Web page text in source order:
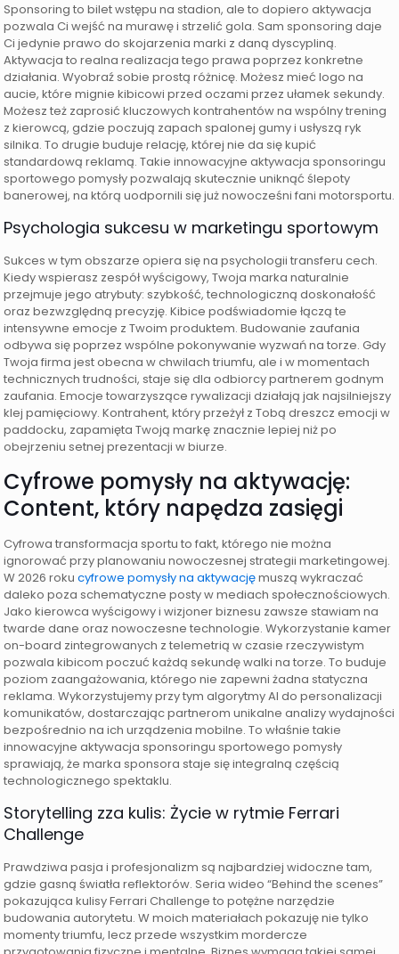
Sponsoring to bilet wstępu na stadion, ale to dopiero aktywacja
pozwala Ci wejść na murawę i strzelić gola. Sam sponsoring daje
Ci jedynie prawo do skojarzenia marki z daną dyscypliną.
Aktywacja to realna realizacja tego prawa poprzez konkretne
działania. Wyobraź sobie prostą różnicę. Możesz mieć logo na
aucie, które mignie kibicowi przed oczami przez ułamek sekundy.
Możesz też zaprosić kluczowych kontrahentów na wspólny trening
z kierowcą, gdzie poczują zapach spalonej gumy i usłyszą ryk
silnika. To drugie buduje relację, której nie da się kupić
standardową reklamą. Takie innowacyjne aktywacja sponsoringu
sportowego pomysły pozwalają skutecznie uniknąć ślepoty
banerowej, na którą uodpornili się już nowocześni fani motorsportu.
Psychologia sukcesu w marketingu sportowym
Sukces w tym obszarze opiera się na psychologii transferu cech.
Kiedy wspierasz zespół wyścigowy, Twoja marka naturalnie
przejmuje jego atrybuty: szybkość, technologiczną doskonałość
oraz bezwzględną precyzję. Kibice podświadomie łączą te
intensywne emocje z Twoim produktem. Budowanie zaufania
odbywa się poprzez wspólne pokonywanie wyzwań na torze. Gdy
Twoja firma jest obecna w chwilach triumfu, ale i w momentach
technicznych trudności, staje się dla odbiorcy partnerem godnym
zaufania. Emocje towarzyszące rywalizacji działają jak najsilniejszy
klej pamięciowy. Kontrahent, który przeżył z Tobą dreszcz emocji w
paddocku, zapamięta Twoją markę znacznie lepiej niż po
obejrzeniu setnej prezentacji w biurze.
Cyfrowe pomysły na aktywację:
Content, który napędza zasięgi
Cyfrowa transformacja sportu to fakt, którego nie można
ignorować przy planowaniu nowoczesnej strategii marketingowej.
W 2026 rokucyfrowe pomysły na aktywacjęmuszą wykraczać
daleko poza schematyczne posty w mediach społecznościowych.
Jako kierowca wyścigowy i wizjoner biznesu zawsze stawiam na
twarde dane oraz nowoczesne technologie. Wykorzystanie kamer
on-board zintegrowanych z telemetrią w czasie rzeczywistym
pozwala kibicom poczuć każdą sekundę walki na torze. To buduje
poziom zaangażowania, którego nie zapewni żadna statyczna
reklama. Wykorzystujemy przy tym algorytmy AI do personalizacji
komunikatów, dostarczając partnerom unikalne analizy wydajności
bezpośrednio na ich urządzenia mobilne. To właśnie takie
innowacyjne aktywacja sponsoringu sportowego pomysły
sprawiają, że marka sponsora staje się integralną częścią
technologicznego spektaklu.
Storytelling zza kulis: Życie w rytmie Ferrari
Challenge
Prawdziwa pasja i profesjonalizm są najbardziej widoczne tam,
gdzie gasną światła reflektorów. Seria wideo “Behind the scenes”
pokazująca kulisy Ferrari Challenge to potężne narzędzie
budowania autorytetu. W moich materiałach pokazuję nie tylko
momenty triumfu, lecz przede wszystkim mordercze